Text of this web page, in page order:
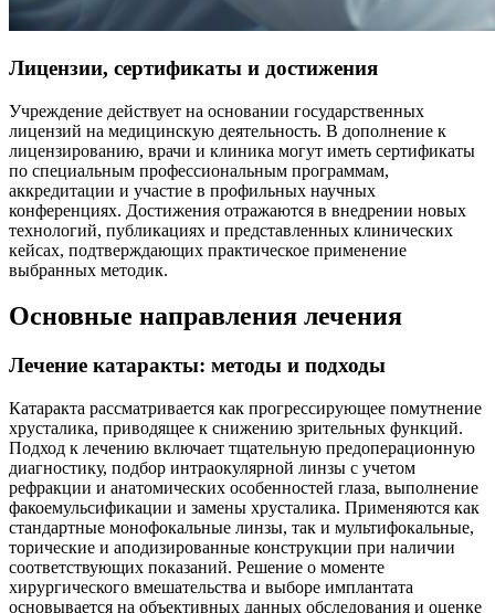
Лицензии, сертификаты и достижения
Учреждение действует на основании государственных
лицензий на медицинскую деятельность. В дополнение к
лицензированию, врачи и клиника могут иметь сертификаты
по специальным профессиональным программам,
аккредитации и участие в профильных научных
конференциях. Достижения отражаются в внедрении новых
технологий, публикациях и представленных клинических
кейсах, подтверждающих практическое применение
выбранных методик.
Основные направления лечения
Лечение катаракты: методы и подходы
Катаракта рассматривается как прогрессирующее помутнение
хрусталика, приводящее к снижению зрительных функций.
Подход к лечению включает тщательную предоперационную
диагностику, подбор интраокулярной линзы с учетом
рефракции и анатомических особенностей глаза, выполнение
факоемульсификации и замены хрусталика. Применяются как
стандартные монофокальные линзы, так и мультифокальные,
торические и аподизированные конструкции при наличии
соответствующих показаний. Решение о моменте
хирургического вмешательства и выборе имплантата
основывается на объективных данных обследования и оценке